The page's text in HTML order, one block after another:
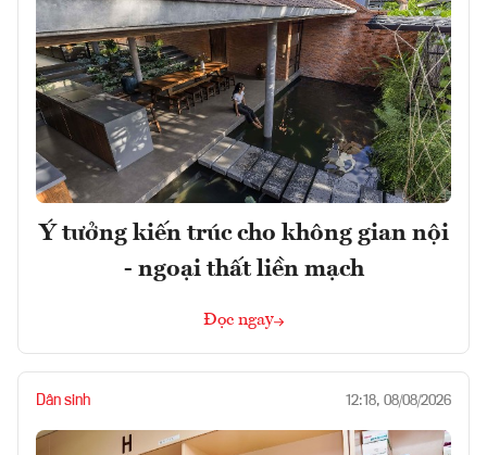
Ý tưởng kiến trúc cho không gian nội
- ngoại thất liền mạch
Đọc ngay
Dân sinh 12:18, 08/08/2026